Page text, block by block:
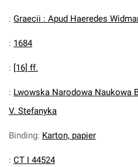
: Graecii : Apud Haeredes
: 1684
: [16] ff.
: Lwowska Narodowa Naukowa
V. Stefanyka
Binding: Karton, papier
: CT I 44524